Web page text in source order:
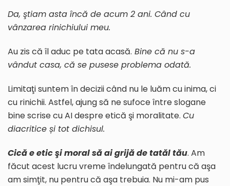
Da, ştiam asta încă de acum 2 ani. Când cu
vânzarea rinichiului meu.
Au zis că îl aduc pe tata acasă. Bine că nu s-a
vândut casa, că se pusese problema odată.
Limitaţi suntem în decizii când nu le luăm cu inima, ci
cu rinichii. Astfel, ajung să ne sufoce între slogane
bine scrise cu AI despre etică şi moralitate. Cu
diacritice și tot dichisul.
Cică e etic şi moral să ai grijă de tatăl tău. Am
făcut acest lucru vreme îndelungată pentru că aşa
am simţit, nu pentru că aşa trebuia. Nu mi-am pus